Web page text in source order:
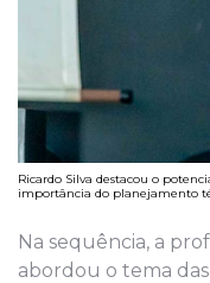
Ricardo Silva destacou o
importância do planejamento
Na sequência, a
abordou o tema